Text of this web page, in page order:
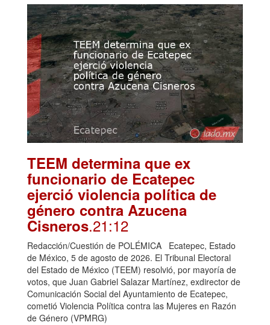
TEEM determina que ex
funcionario de Ecatepec
ejerció violencia política de
género contra Azucena
Cisneros.21:12
Redacción/Cuestión de POLÉMICA Ecatepec, Estado
de México, 5 de agosto de 2026. El Tribunal Electoral
del Estado de México (TEEM) resolvió, por mayoría de
votos, que Juan Gabriel Salazar Martínez, exdirector de
Comunicación Social del Ayuntamiento de Ecatepec,
cometió Violencia Política contra las Mujeres en Razón
de Género (VPMRG)